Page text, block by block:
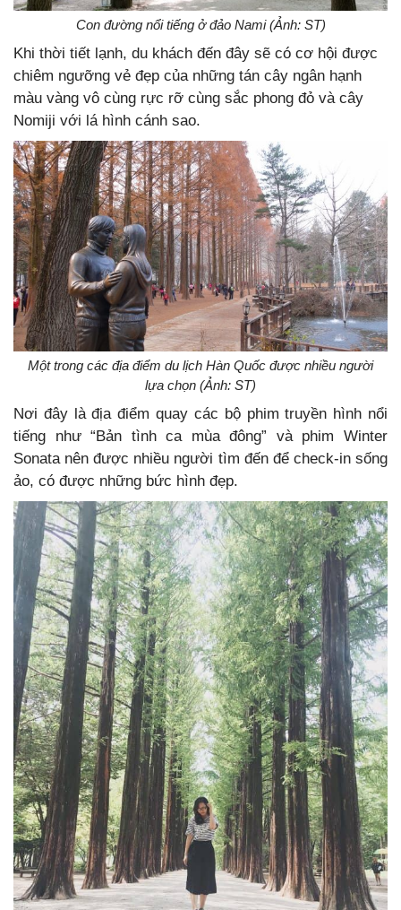
Con đường nổi tiếng ở đảo Nami (Ảnh: ST)
Khi thời tiết lạnh, du khách đến đây sẽ có cơ hội được
chiêm ngưỡng vẻ đẹp của những tán cây ngân hạnh
màu vàng vô cùng rực rỡ cùng sắc phong đỏ và cây
Nomiji với lá hình cánh sao.
Một trong các địa điểm du lịch Hàn Quốc được nhiều người
lựa chọn (Ảnh: ST)
Nơi đây là địa điểm quay các bộ phim truyền hình nổi
tiếng như “Bản tình ca mùa đông” và phim Winter
Sonata nên được nhiều người tìm đến để check-in sống
ảo, có được những bức hình đẹp.